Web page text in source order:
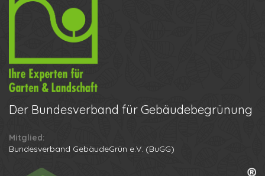
Der Bundesverband für Gebäudebegrünung
Mitglied:
Bundesverband GebäudeGrün e.V. (BuGG)
Ihr Name